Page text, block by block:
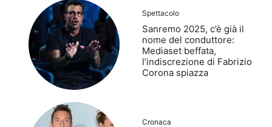
Spettacolo
Sanremo 2025, c’è già il
nome del conduttore:
Mediaset beffata,
l’indiscrezione di Fabrizio
Corona spiazza
Cronaca